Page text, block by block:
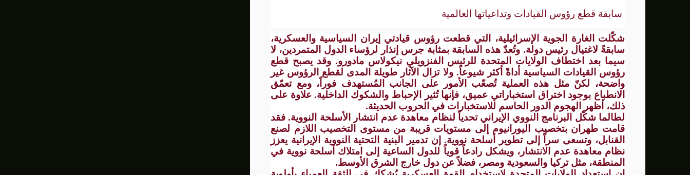
سابقة قطع رؤوس القيادات وتداعياتها العالمية
شكّلت الغارة الجوية الإسرائيلية، التي قطعت رؤوس قيادتي إيران السياسية والعسكرية،
سابقةً لاغتيال رئيس دولة. وتُعدّ هذه السابقة بمثابة جرس إنذار لرؤساء الدول المتمردين، لا
سيما بعد اختطاف الولايات المتحدة للرئيس الفنزويلي نيكولاس مادورو. وقد يصبح قطع
رؤوس القيادات السياسية أداةً أكثر شيوعاً. ولا تزال الآثار طويلة المدى لقطع الرؤوس غير
واضحة، لكنّ مثل هذه العملية تُصعّب الأمور على الجانب المُستهدف فوراً، ومع تعمّق
الانطباع بوجود اختراق استخباراتي عميق، فإنها تُثير الإحباط والشكوك الداخلية. علاوة على
ذلك، أظهر الهجوم الدور الحاسم للاستخبارات في الحروب الحديثة.
لطالما شكّل البرنامج النووي الإيراني تحدياً لنظام معاهدة عدم انتشار الأسلحة النووية. فقد
قامت طهران بتخصيب اليورانيوم إلى مستويات قريبة من مستوى التخصيب اللازم لصنع
القنابل، وتسعى سراً إلى تطوير أسلحة نووية. إن تدمير البنية التحتية النووية الإيرانية يعزز
نظام معاهدة عدم الانتشار، ويشكل رادعاً قوياً للدول الساعية إلى امتلاك أسلحة نووية في
المنطقة، مثل تركيا والسعودية ومصر، فضلاً عن دول خارج الشرق الأوسط.